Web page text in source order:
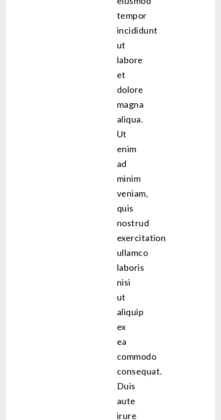
tempor
incididunt
ut
labore
et
dolore
magna
aliqua.
Ut
enim
ad
minim
veniam,
quis
nostrud
exercitation
ullamco
laboris
nisi
ut
aliquip
ex
ea
commodo
consequat.
Duis
aute
irure